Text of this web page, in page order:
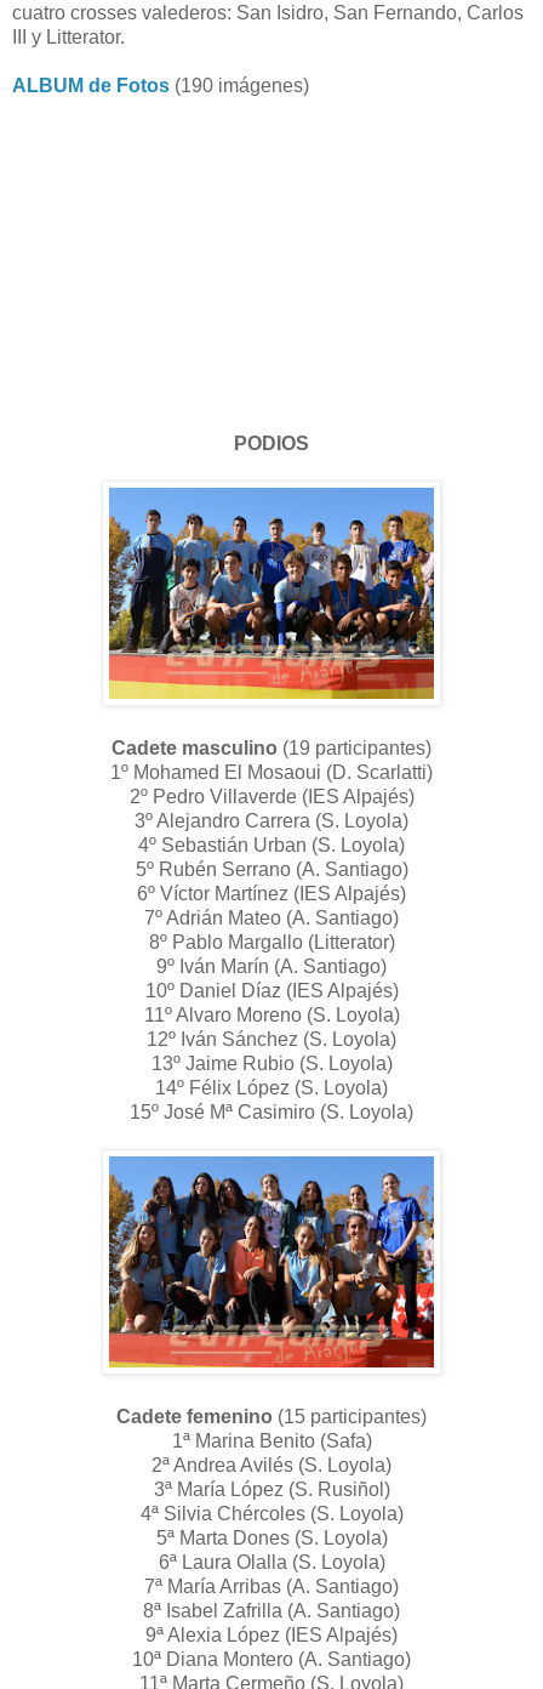
cuatro crosses valederos: San Isidro, San Fernando, Carlos
III y Litterator.
ALBUM de Fotos (190 imágenes)
PODIOS
Cadete masculino (19 participantes)
1º Mohamed El Mosaoui (D. Scarlatti)
2º Pedro Villaverde (IES Alpajés)
3º Alejandro Carrera (S. Loyola)
4º Sebastián Urban (S. Loyola)
5º Rubén Serrano (A. Santiago)
6º Víctor Martínez (IES Alpajés)
7º Adrián Mateo (A. Santiago)
8º Pablo Margallo (Litterator)
9º Iván Marín (A. Santiago)
10º Daniel Díaz (IES Alpajés)
11º Alvaro Moreno (S. Loyola)
12º Iván Sánchez (S. Loyola)
13º Jaime Rubio (S. Loyola)
14º Félix López (S. Loyola)
15º José Mª Casimiro (S. Loyola)
Cadete femenino (15 participantes)
1ª Marina Benito (Safa)
2ª Andrea Avilés (S. Loyola)
3ª María López (S. Rusiñol)
4ª Silvia Chércoles (S. Loyola)
5ª Marta Dones (S. Loyola)
6ª Laura Olalla (S. Loyola)
7ª María Arribas (A. Santiago)
8ª Isabel Zafrilla (A. Santiago)
9ª Alexia López (IES Alpajés)
10ª Diana Montero (A. Santiago)
11ª Marta Cermeño (S. Loyola)